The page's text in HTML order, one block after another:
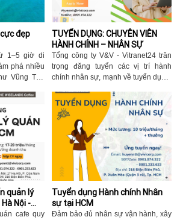
đẹp
1–5 giờ di
phá nhiều
Vũng Tàu
Cần Giờ
mặn, Núi
mây tuyệt
nước đậm
điểm đều
phù hợp
phá thiên
sau những
TUYỂN DỤNG: CHUYÊN VIÊN
HÀNH CHÍNH – NHÂN SỰ
Tổng công ty V&V - Vitranet24 trân
trọng đăng tuyển các vị trí hành
chính nhân sự, mạnh về tuyển dụng,
dụng ngành công nghệ phần mềm,
là một lợi thế.
quản lý
Nội -
cafe quy
Tuyển dụng Hành chính Nhân
sự tại HCM
Đảm bảo đủ nhân sự vận hành, xây